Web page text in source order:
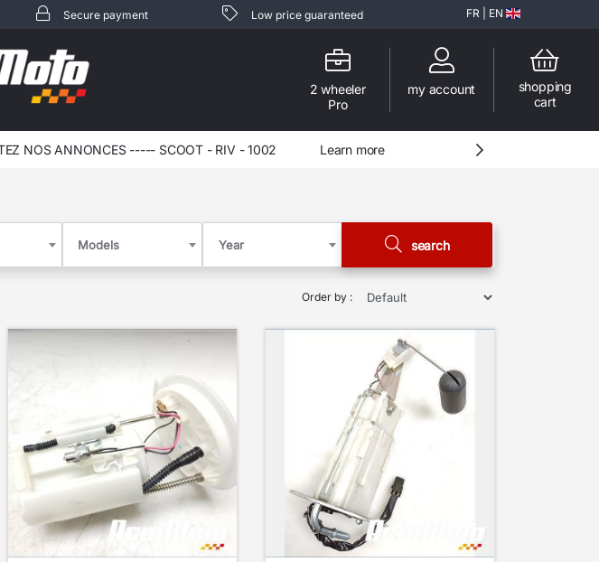
Secure payment Low price guaranteed FR EN
shopping
cart
my account
2 wheeler
Pro
NOS ANNONCES ----- ELEC - RSV - 1812 Learn more
Models Year search
Order by :